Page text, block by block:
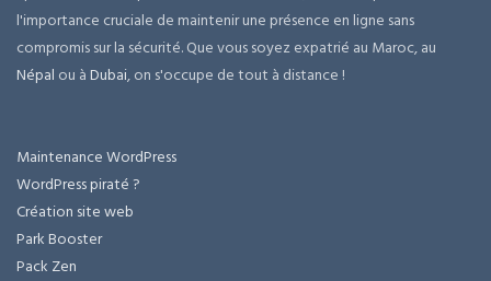
l'importance cruciale de maintenir une présence en ligne sans
compromis sur la sécurité. Que vous soyez expatrié au Maroc, au
Népal ou àDubai, on s'occupe de tout à distance !
Maintenance WordPress
WordPress piraté ?
Création site web
Park Booster
Pack Zen